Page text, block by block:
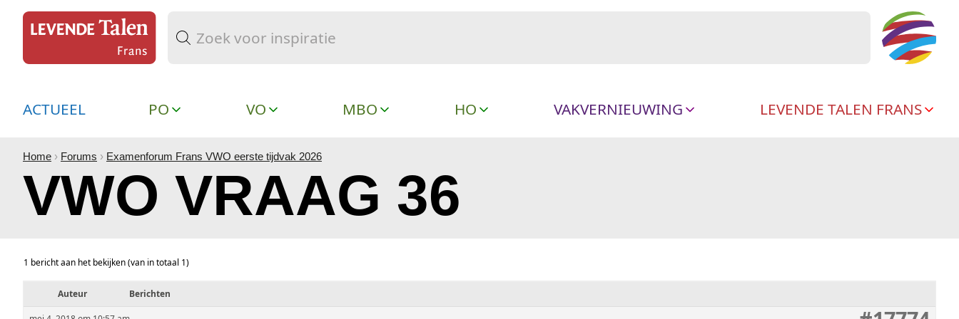
ACTUEEL PO VO MBO HO VAKVERNIEUWING LEVENDE TALEN FRANS
Home › Forums › Examenforum Frans VWO eerste tijdvak 2026
VWO VRAAG 36
1 bericht aan het bekijken (van in totaal 1)
Auteur Berichten